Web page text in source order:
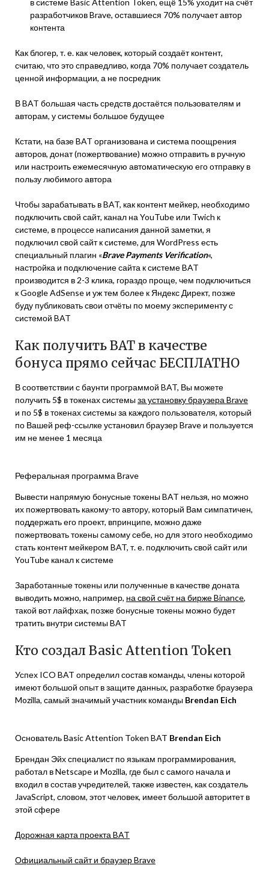
в системе Basic Attention Token, ещё 15% уходит на счёт
разработчиков Brave, оставшиеся 70% получает автор
контента
Как блогер, т. е. как человек, который создаёт контент,
считаю, что это справедливо, когда 70% получает создатель
ценной информации, а не посредник
В BAT большая часть средств достаётся пользователям и
авторам, у системы большое будущее
Кстати, на базе BAT организована и система поощрения
авторов, донат (пожертвование) можно отправить в ручную
или настроить ежемесячную автоматическую его отправку в
пользу любимого автора
Чтобы зарабатывать в BAT, как контент мейкер, необходимо
подключить свой сайт, канал на YouTube или Twich к
системе, в процессе написания данной заметки, я
подключил свой сайт к системе, для WordPress есть
специальный плагин «Brave Payments Verification«,
настройка и подключение сайта к системе BAT
производится в 2-3 клика, гораздо проще, чем подключиться
к Google AdSense и уж тем более к Яндекс Директ, позже
буду публиковать свои отчёты по моему эксперименту с
системой BAT
Как получить BAT в качестве
бонуса прямо сейчас БЕСПЛАТНО
В соответствии с баунти программой BAT, Вы можете
получить 5$ в токенах системыза установку браузера Brave
и по 5$ в токенах системы за каждого пользователя, который
по Вашей реф-ссылке установил браузер Brave и пользуется
им не менее 1 месяца
Реферальная программа Brave
Вывести напрямую бонусные токены BAT нельзя, но можно
их пожертвовать какому-то автору, который Вам симпатичен,
поддержать его проект, впринципе, можно даже
пожертвовать токены самому себе, но для этого необходимо
стать контент мейкером BAT, т. е. подключить свой сайт или
YouTube канал к системе
Заработанные токены или полученные в качестве доната
выводить можно, например, на свой счёт на бирже Binance,
такой вот лайфхак, позже бонусные токены можно будет
тратить внутри системы BAT
Кто создал Basic Attention Token
Успех ICO BAT определил состав команды, члены которой
имеют большой опыт в защите данных, разработке браузера
Mozilla, самый значимый участник команды Brendan Eich
Основатель Basic Attention Token BAT Brendan Eich
Брендан Эйх специалист по языкам программирования,
работал в Netscape и Mozilla, где был с самого начала и
входил в состав учредителей, также известен, как создатель
JavaScript, словом, этот человек, имеет большой авторитет в
этой сфере
Дорожная карта проекта BAT
Официальный сайт и браузер Brave